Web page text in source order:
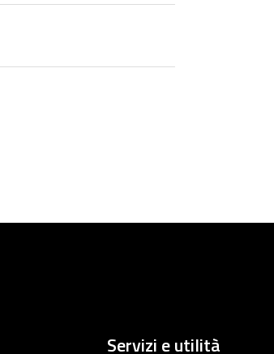
Servizi e utilità